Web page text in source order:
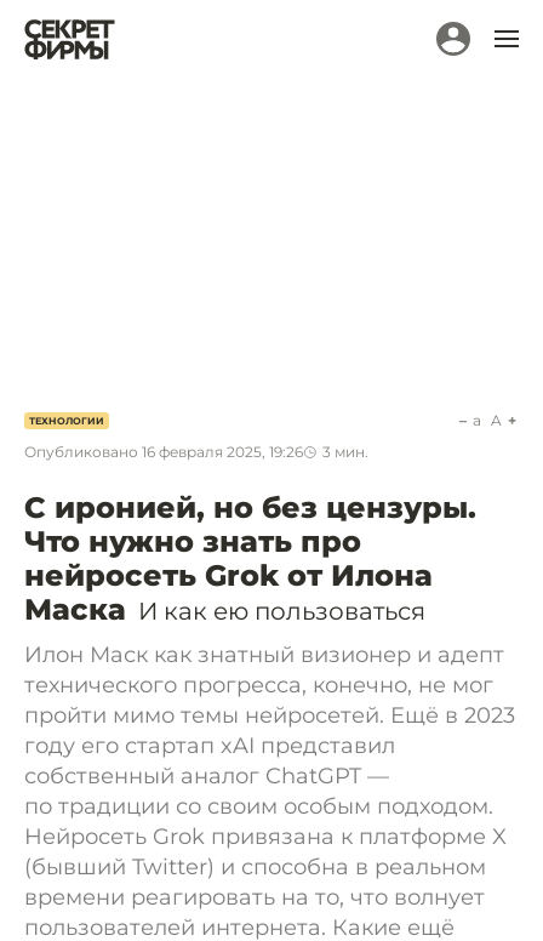
ТЕХНОЛОГИИ
Опубликовано 16 февраля 2025, 19:26 3 мин.
a A
С иронией, но без цензуры.
Что нужно знать про
нейросеть Grok от Илона
Маска И как ею пользоваться
Илон Маск как знатный визионер и адепт
технического прогресса, конечно, не мог
пройти мимо темы нейросетей. Ещё в 2023
году его стартап xAI представил
собственный аналог ChatGPT —
по традиции со своим особым подходом.
Нейросеть Grok привязана к платформе X
(бывший Twitter) и способна в реальном
времени реагировать на то, что волнует
пользователей интернета. Какие ещё